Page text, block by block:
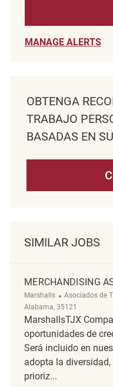
MANAGE ALERTS
OBTENGA
TRABAJO
BASADAS EN
SIMILAR JOBS
MERCHANDISING
Marshalls Categoría
Asociados de
Alabama, 35121
MarshallsTJX
oportunidades de
Será incluido en
adopta la
prioriz...